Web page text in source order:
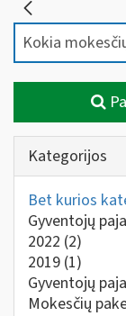
Kategorijos
Bet kurios
Gyventojų
2022 (2)
2019 (1)
Gyventojų
Mokesčių